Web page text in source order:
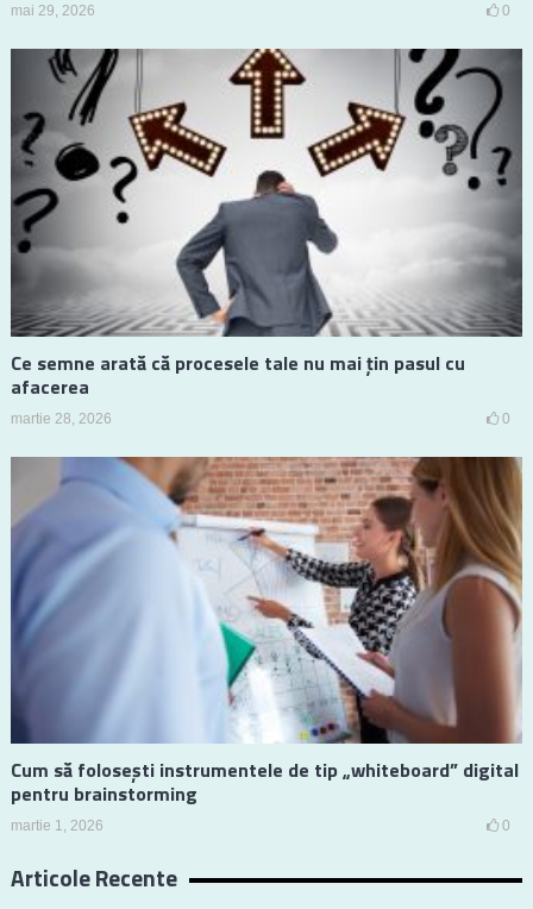
mai 29, 2026 0
Ce semne arată că procesele tale nu mai țin pasul cu
afacerea
martie 28, 2026 0
Cum să folosești instrumentele de tip „whiteboard” digital
pentru brainstorming
martie 1, 2026 0
Articole Recente